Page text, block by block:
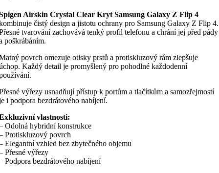
Airskin Crystal Clear Kryt Samsung Galaxy Z Flip 4
čistý design a jistotu ochrany pro Samsung Galaxy Z Flip 4.
tvarování zachovává tenký profil telefonu a chrání jej před pády
poškrábáním.
povrch omezuje otisky prstů a protiskluzový rám zlepšuje
Každý detail je promyšlený pro pohodlné každodenní
výřezy usnadňují přístup k portům a tlačítkům a samozřejmostí
i podpora bezdrátového nabíjení.
vlastnosti:
Odolná hybridní konstrukce
Protiskluzový povrch
Elegantní vzhled bez zbytečného objemu
Přesné výřezy
Podpora bezdrátového nabíjení